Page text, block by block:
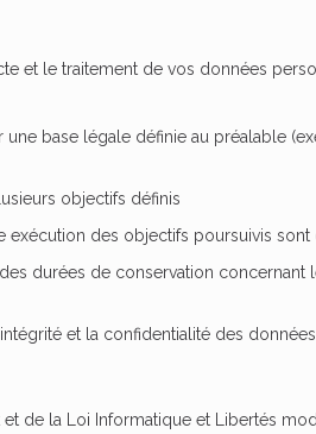
et le traitement de vos données
base légale définie au préalable
objectifs définis
exécution des objectifs poursuivis
durées de conservation concernant
et la confidentialité des
de la Loi Informatique et Libertés